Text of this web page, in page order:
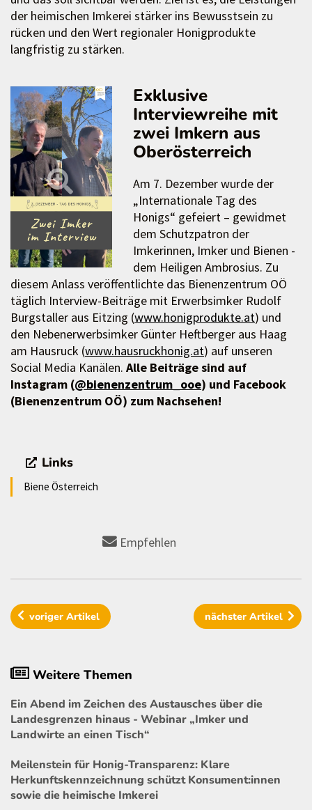
der heimischen Imkerei stärker ins Bewusstsein zu
rücken und den Wert regionaler Honigprodukte
langfristig zu stärken.
Exklusive
Interviewreihe mit
zwei Imkern aus
Oberösterreich
Am 7. Dezember wurde der
„Internationale Tag des
Honigs“ gefeiert – gewidmet
dem Schutzpatron der
Imkerinnen, Imker und Bienen -
dem Heiligen Ambrosius. Zu
diesem Anlass veröffentlichte das Bienenzentrum OÖ
täglich Interview-Beiträge mit Erwerbsimker Rudolf
Burgstaller aus Eitzing (www.honigprodukte.at) und
den Nebenerwerbsimker Günter Heftberger aus Haag
am Hausruck (www.hausruckhonig.at) auf unseren
Social Media Kanälen. Alle Beiträge sind auf
Instagram (@bienenzentrum_ooe) und Facebook
(Bienenzentrum OÖ) zum Nachsehen!
Links
Biene Österreich
Empfehlen
vorigerArtikel nächster Artikel
Weitere Themen
Ein Abend im Zeichen des Austausches über die
Landesgrenzen hinaus - Webinar „Imker und
Landwirte an einen Tisch“
Meilenstein für Honig-Transparenz: Klare
Herkunftskennzeichnung schützt Konsument:innen
sowie die heimische Imkerei